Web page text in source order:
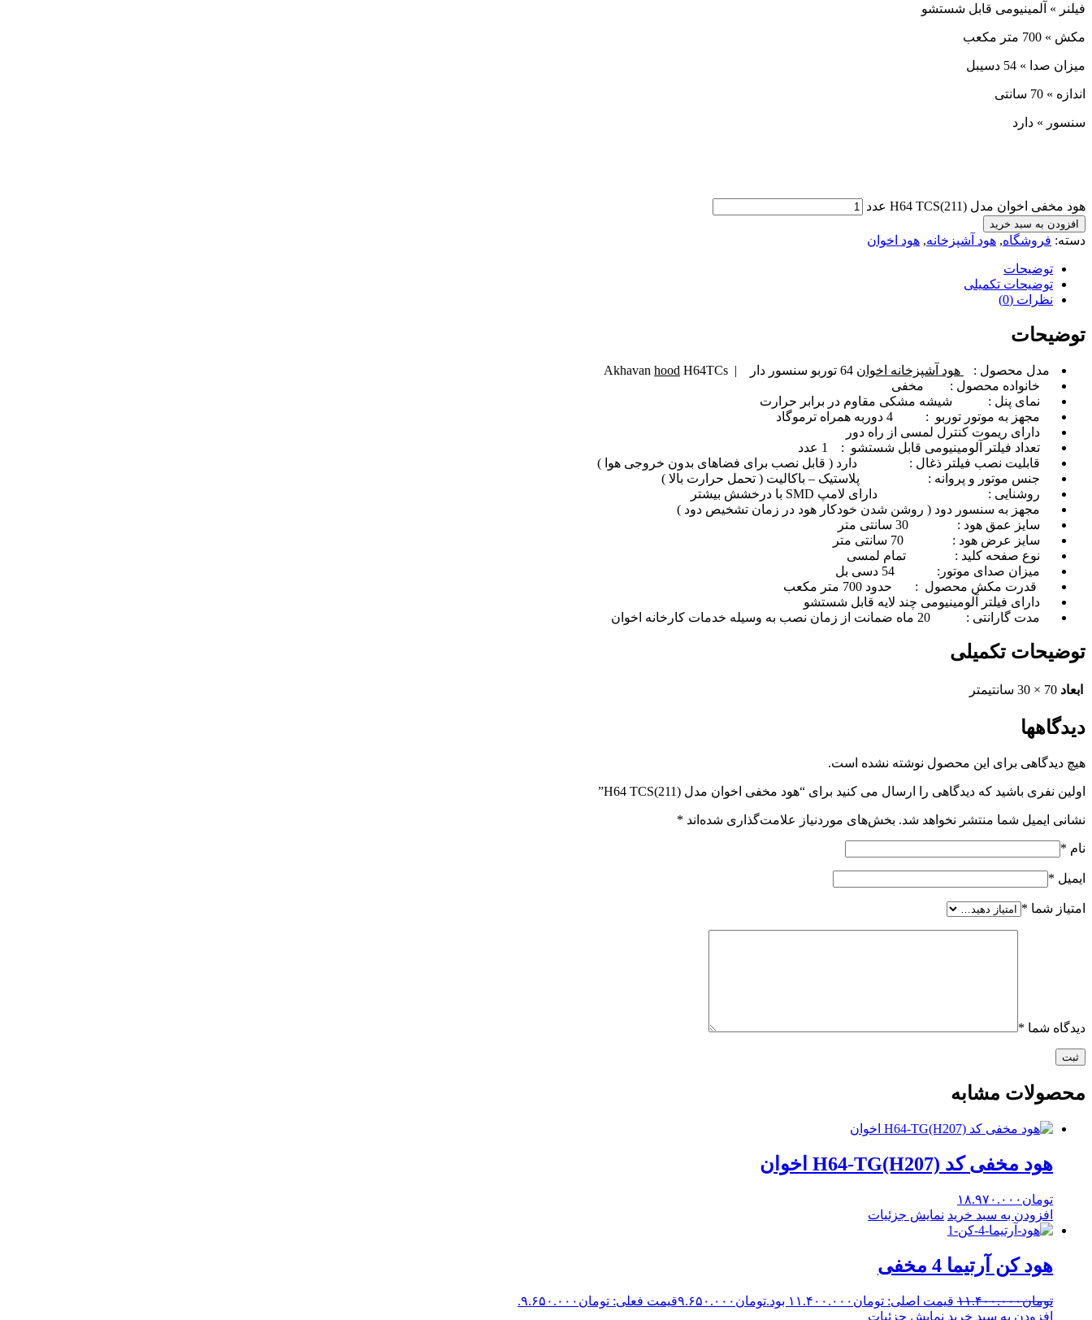
فیلنر » آلمینیومی قابل شستشو
مکش » 700 متر مکعب
میزان صدا » 54 دسیبل
اندازه » 70 سانتی
سنسور » دارد
هود مخفی اخوان مدل H64 TCS(211) عدد
افزودن به سبد خرید
دسته: فروشگاه, هود آشپزخانه, هود اخوان
توضیحات
توضیحات تکمیلی
نظرات (0)
توضیحات
مدل محصول : هود آشپزخانه اخوان hood H64TCs
خانواده محصول : مخفی
نمای پنل : شیشه مشکی مقاوم در برابر حرارت
مجهز به موتور توربو : 4 دوربه همراه ترموگاد
دارای ریموت کنترل لمسی از راه دور
تعداد فیلتر آلومینیومی قابل شستشو : 1 عدد
قابلیت نصب فیلتر ذغال : دارد ( قابل نصب برای فضاهای بدون خروجی هوا )
جنس موتور و پروانه : پلاستیک – باکالیت ( تحمل حرارت بالا )
روشنایی : دارای لامپ SMD با درخشش بیشتر
مجهز به سنسور دود ( روشن شدن خودکار هود در زمان تشخیص دود )
سایز عمق هود : 30 سانتی متر
سایز عرض هود : 70 سانتی متر
نوع صفحه کلید : تمام لمسی
میزان صدای موتور: 54 دسی بل
قدرت مکش محصول : حدود 700 متر مکعب
دارای فیلتر آلومینیومی چند لایه قابل شستشو
مدت گارانتی : 20 ماه ضمانت از زمان نصب به وسیله خدمات کارخانه اخوان
توضیحات تکمیلی
ابعاد 70 × 30 سانتیمتر
دیدگاهها
هیچ دیدگاهی برای این محصول نوشته نشده است.
اولین نفری باشید که دیدگاهی را ارسال می کنید برای “هود مخفی اخوان مدل H64 TCS(211)”
نشانی ایمیل شما منتشر نخواهد شد. بخش‌های موردنیاز علامت‌گذاری شده‌اند *
نام *
ایمیل *
امتیاز شما *
دیدگاه شما *
محصولات مشابه
هود مخفی کد H64-TG(H207) اخوان
تومان ۱۸.۹۷۰.۰۰۰
افزودن به سبد خرید نمایش جزئیات
هود کن آرتیما 4 مخفی
تومان۱۱.۴۰۰.۰۰۰ قیمت اصلی: تومان۱۱.۴۰۰.۰۰۰ بود. تومان ۹.۶۵۰.۰۰۰قیمت فعلی: تومان۹.۶۵۰.۰۰۰.
افزودن به سبد خرید نمایش جزئیات